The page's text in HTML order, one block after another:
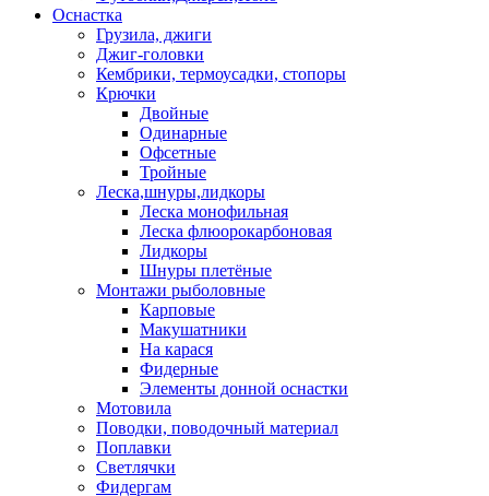
Оснастка
Грузила, джиги
Джиг-головки
Кембрики, термоусадки, стопоры
Крючки
Двойные
Одинарные
Офсетные
Тройные
Леска,шнуры,лидкоры
Леска монофильная
Леска флюорокарбоновая
Лидкоры
Шнуры плетёные
Монтажи рыболовные
Карповые
Макушатники
На карася
Фидерные
Элементы донной оснастки
Мотовила
Поводки, поводочный материал
Поплавки
Светлячки
Фидергам